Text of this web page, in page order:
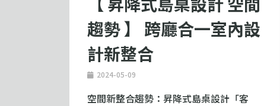
趨勢 】 跨廳合一室內設
計新整合
2024-05-09
空間新整合趨勢：昇降式島桌設計「客